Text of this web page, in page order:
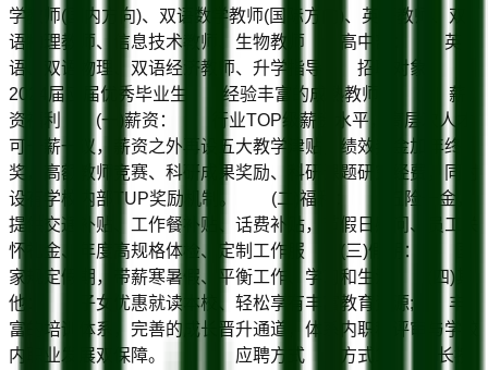
学教师(国内方向)、双语数学教师(国际方向)、英语教师、双
语物理教师、信息技术教师、生物教师 高中部： 英
语、双语物理、双语经济教师、升学指导 招聘对象
2024届应届优秀毕业生 经验丰富的成熟教师 薪
资福利 (一)薪资： 行业TOP级薪资水平，高层次人才
可一薪一议，薪资之外再设五大教学津贴，绩效奖金加年终
奖，高额教师竞赛、科研成果奖励、科研课题研究经费，同时
设有学校内部TUP奖励机制。 (二)福利： 五险一金，
提供交通补贴、工作餐补贴、话费补贴，节假日慰问、员工关
怀礼金、年度高规格体检、定制工作服 (三)假期： 国
家规定假期，带薪寒暑假、平衡工作、学习和生活 (四)其
他： 子女优惠就读本校、轻松享有丰富教育资源; 丰
富的培训体系，完善的成长晋升通道，体系内职称评审与学校
内职业发展双保障。 应聘方式 方式1： 长按